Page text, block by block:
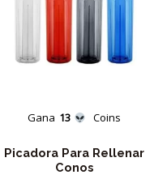
Gana 13 Coins
Picadora Para Rellenar
Conos